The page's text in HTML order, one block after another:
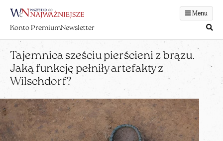
Menu
Konto PremiumNewsletter
Tajemnica sześciu pierścieni z brązu.
Jaką funkcję pełniły artefakty z
Wilschdorf?